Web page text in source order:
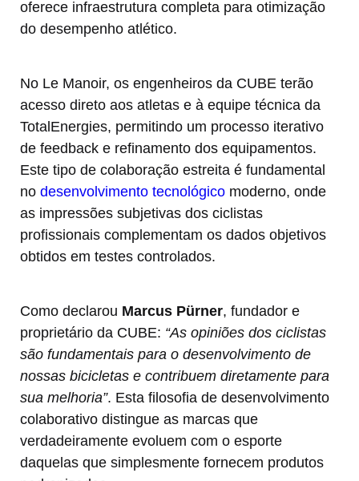
oferece infraestrutura completa para otimização
do desempenho atlético.
No Le Manoir, os engenheiros da CUBE terão
acesso direto aos atletas e à equipe técnica da
TotalEnergies, permitindo um processo iterativo
de feedback e refinamento dos equipamentos.
Este tipo de colaboração estreita é fundamental
no desenvolvimento tecnológico moderno, onde
as impressões subjetivas dos ciclistas
profissionais complementam os dados objetivos
obtidos em testes controlados.
Como declarou Marcus Pürner, fundador e
proprietário da CUBE: “As opiniões dos ciclistas
são fundamentais para o desenvolvimento de
nossas bicicletas e contribuem diretamente para
sua melhoria”. Esta filosofia de desenvolvimento
colaborativo distingue as marcas que
verdadeiramente evoluem com o esporte
daquelas que simplesmente fornecem produtos